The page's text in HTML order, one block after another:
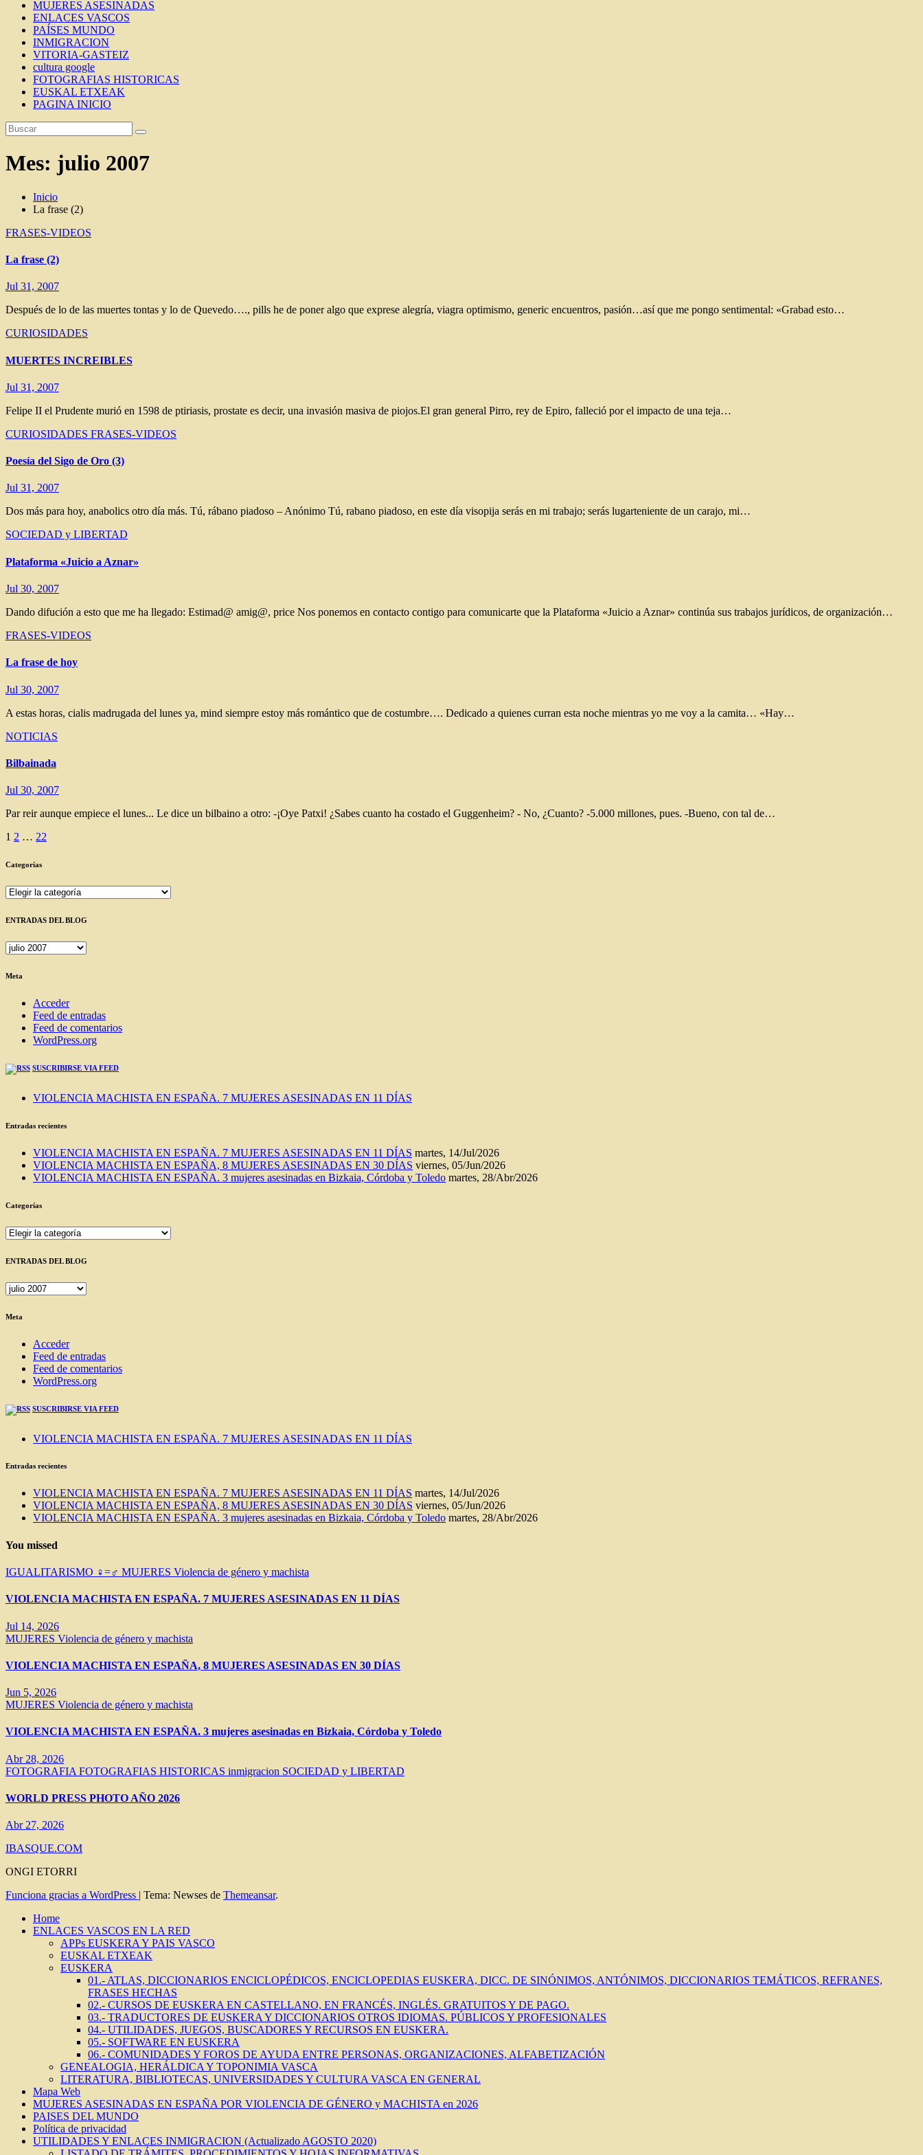
MUJERES ASESINADAS
ENLACES VASCOS
PAÍSES MUNDO
INMIGRACION
VITORIA-GASTEIZ
cultura google
FOTOGRAFIAS HISTORICAS
EUSKAL ETXEAK
PAGINA INICIO
Mes: julio 2007
Inicio
La frase (2)
FRASES-VIDEOS
La frase (2)
Jul 31, 2007
Después de lo de las muertes tontas y lo de Quevedo…., pills he de poner algo que exprese alegría, viagra optimismo, generic encuentros, pasión…así que me pongo sentimental: «Grabad esto…
CURIOSIDADES
MUERTES INCREIBLES
Jul 31, 2007
Felipe II el Prudente murió en 1598 de ptiriasis, prostate es decir, una invasión masiva de piojos.El gran general Pirro, rey de Epiro, falleció por el impacto de una teja…
CURIOSIDADES FRASES-VIDEOS
Poesía del Sigo de Oro (3)
Jul 31, 2007
Dos más para hoy, anabolics otro día más. Tú, rábano piadoso – Anónimo Tú, rabano piadoso, en este día visopija serás en mi trabajo; serás lugarteniente de un carajo, mi…
SOCIEDAD y LIBERTAD
Plataforma «Juicio a Aznar»
Jul 30, 2007
Dando difución a esto que me ha llegado: Estimad@ amig@, price Nos ponemos en contacto contigo para comunicarte que la Plataforma «Juicio a Aznar» continúa sus trabajos jurídicos, de organización…
FRASES-VIDEOS
La frase de hoy
Jul 30, 2007
A estas horas, cialis madrugada del lunes ya, mind siempre estoy más romántico que de costumbre…. Dedicado a quienes curran esta noche mientras yo me voy a la camita… «Hay…
NOTICIAS
Bilbainada
Jul 30, 2007
Par reir aunque empiece el lunes... Le dice un bilbaino a otro: -¡Oye Patxi! ¿Sabes cuanto ha costado el Guggenheim? - No, ¿Cuanto? -5.000 millones, pues. -Bueno, con tal de…
Paginación
de
1 2 … 22
Categorías
Categorías
ENTRADAS DEL BLOG
ENTRADAS
BLOG
Meta
Acceder
Feed de entradas
Feed de comentarios
WordPress.org
SUSCRIBIRSE VIA FEED
VIOLENCIA MACHISTA EN ESPAÑA. 7 MUJERES ASESINADAS EN 11 DÍAS
Entradas recientes
VIOLENCIA MACHISTA EN ESPAÑA. 7 MUJERES ASESINADAS EN 11 DÍAS martes, 14/Jul/2026
VIOLENCIA MACHISTA EN ESPAÑA, 8 MUJERES ASESINADAS EN 30 DÍAS viernes, 05/Jun/2026
VIOLENCIA MACHISTA EN ESPAÑA. 3 mujeres asesinadas en Bizkaia, Córdoba y Toledo martes, 28/Abr/2026
Categorías
Categorías
ENTRADAS DEL BLOG
ENTRADAS
BLOG
Meta
Acceder
Feed de entradas
Feed de comentarios
WordPress.org
SUSCRIBIRSE VIA FEED
VIOLENCIA MACHISTA EN ESPAÑA. 7 MUJERES ASESINADAS EN 11 DÍAS
Entradas recientes
VIOLENCIA MACHISTA EN ESPAÑA. 7 MUJERES ASESINADAS EN 11 DÍAS martes, 14/Jul/2026
VIOLENCIA MACHISTA EN ESPAÑA, 8 MUJERES ASESINADAS EN 30 DÍAS viernes, 05/Jun/2026
VIOLENCIA MACHISTA EN ESPAÑA. 3 mujeres asesinadas en Bizkaia, Córdoba y Toledo martes, 28/Abr/2026
You missed
IGUALITARISMO ♀=♂ MUJERES Violencia de género y machista
VIOLENCIA MACHISTA EN ESPAÑA. 7 MUJERES ASESINADAS EN 11 DÍAS
Jul 14, 2026
MUJERES Violencia de género y machista
VIOLENCIA MACHISTA EN ESPAÑA, 8 MUJERES ASESINADAS EN 30 DÍAS
Jun 5, 2026
MUJERES Violencia de género y machista
VIOLENCIA MACHISTA EN ESPAÑA. 3 mujeres asesinadas en Bizkaia, Córdoba y Toledo
Abr 28, 2026
FOTOGRAFIA FOTOGRAFIAS HISTORICAS inmigracion SOCIEDAD y LIBERTAD
WORLD PRESS PHOTO AÑO 2026
Abr 27, 2026
IBASQUE.COM
ONGI ETORRI
Funciona gracias a WordPress | Tema: Newses de Themeansar.
Home
ENLACES VASCOS EN LA RED
APPs EUSKERA Y PAIS VASCO
EUSKAL ETXEAK
EUSKERA
01.- ATLAS, DICCIONARIOS ENCICLOPÉDICOS, ENCICLOPEDIAS EUSKERA, DICC. DE SINÓNIMOS, ANTÓNIMOS, DICCIONARIOS TEMÁTICOS, REFRANES,
FRASES HECHAS
02.- CURSOS DE EUSKERA EN CASTELLANO, EN FRANCÉS, INGLÉS. GRATUITOS Y DE PAGO.
03.- TRADUCTORES DE EUSKERA Y DICCIONARIOS OTROS IDIOMAS. PÚBLICOS Y PROFESIONALES
04.- UTILIDADES, JUEGOS, BUSCADORES Y RECURSOS EN EUSKERA.
05.- SOFTWARE EN EUSKERA
06.- COMUNIDADES Y FOROS DE AYUDA ENTRE PERSONAS, ORGANIZACIONES, ALFABETIZACIÓN
GENEALOGIA, HERÁLDICA Y TOPONIMIA VASCA
LITERATURA, BIBLIOTECAS, UNIVERSIDADES Y CULTURA VASCA EN GENERAL
Mapa Web
MUJERES ASESINADAS EN ESPAÑA POR VIOLENCIA DE GÉNERO y MACHISTA en 2026
PAISES DEL MUNDO
Política de privacidad
UTILIDADES Y ENLACES INMIGRACION (Actualizado AGOSTO 2020)